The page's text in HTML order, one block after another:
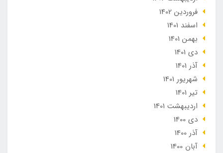
فروردین 1402
اسفند 1401
بهمن 1401
دی 1401
آذر 1401
شهریور 1401
تير 1401
ارديبهشت 1401
دی 1400
آذر 1400
آبان 1400